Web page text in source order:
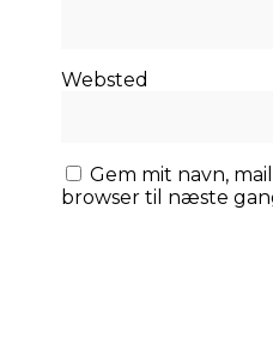
Websted
Gem mit navn,
browser til næste